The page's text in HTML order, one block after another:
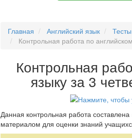
Главная Английский язык
Тесты
Контрольная работа по
Контрольная
языку за 3
Данная контрольная работа
материалом для оценки знаний